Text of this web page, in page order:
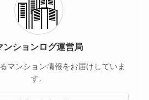
ンションログ運営局
マンション情報をお届けしていま
す。